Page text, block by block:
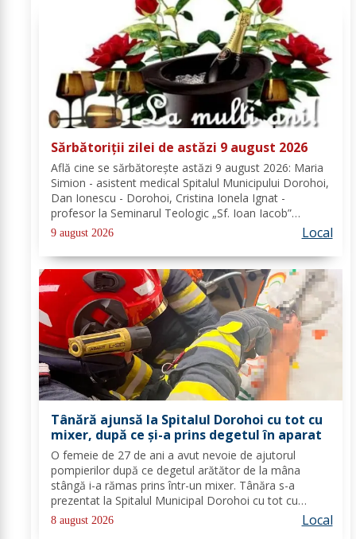
Sărbătoriții zilei de astăzi 9 august 2026
Află cine se sărbătoreşte astăzi 9 august 2026: Maria
Simion - asistent medical Spitalul Municipului Dorohoi,
Dan Ionescu - Dorohoi, Cristina Ionela Ignat -
profesor la Seminarul Teologic „Sf. Ioan Iacob”
Dorohoi, Ana-Maria Ojog - profesor- consilier
educativ Școala Gimnazială Nr. 1 Dumeni, Mihai...
9 august 2026 Local
Tânără ajunsă la Spitalul Dorohoi cu tot cu
mixer, după ce și-a prins degetul în aparat
O femeie de 27 de ani a avut nevoie de ajutorul
pompierilor după ce degetul arătător de la mâna
stângă i-a rămas prins într-un mixer. Tânăra s-a
prezentat la Spitalul Municipal Dorohoi cu tot cu
aparatul electrocasnic, iar medicii au solicitat
intervenția salvatorilor. Pompierii din cadrul...
8 august 2026 Local